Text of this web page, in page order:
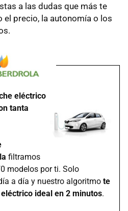
a las dudas que más te
el precio, la autonomía o los
eléctrico
tanta
filtramos
modelos por ti. Solo
a día y nuestro algoritmo te
ideal en 2 minutos.